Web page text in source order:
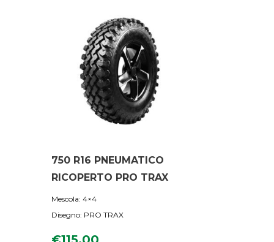
750 R16 PNEUMATICO
RICOPERTO PRO TRAX
Mescola: 4×4
Disegno: PRO TRAX